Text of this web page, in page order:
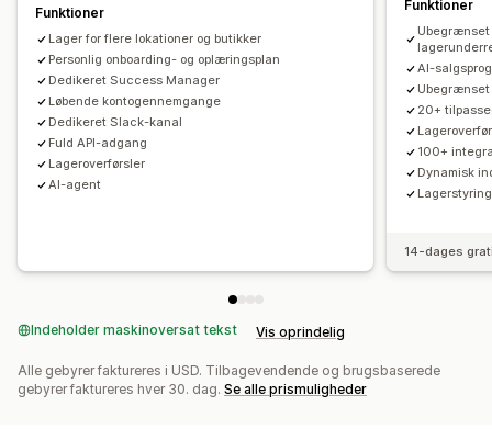
Notifikationer og analyser
Underretninger genopfyldning
Besked, når et produkt kommer på lager
Påmindelser om opfyldning
Underretninger om lav lagerbeholdning
Underretninger om, at varen ikke er på lager
Underretninger om grænser
Indblik
Status i realtid
Funktioner
Lager for flere lokationer og butikker
Personlig onboarding- og oplæringsplan
Dedikeret Success Manager
Løbende kontogennemgange
Dedikeret Slack-kanal
Fuld API-adgang
Lageroverførsler
AI-agent
Funktioner
Ubegrænset
AI-
Ubegrænset
20+
100+
Dynamisk
14-dages
Indeholder maskinoversat tekst Vis oprindelig
Alle gebyrer faktureres i USD. Tilbagevendende og brugsbaserede
gebyrer faktureres hver 30. dag. Se alle prismuligheder